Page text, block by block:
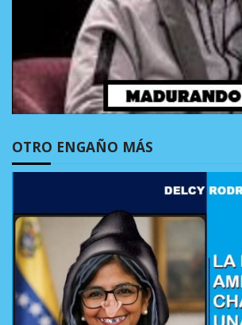
OTRO ENGAÑO MÁS